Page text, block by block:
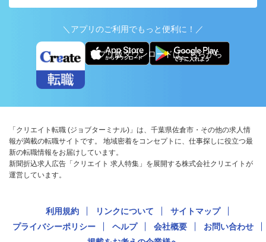
＼アプリのご利用でもっと便利に！／
アプリ版ダウンロードはこちらから
「クリエイト転職 (ジョブターミナル)」は、千葉県佐倉市・その他の求人情
報が満載の転職サイトです。 地域密着をコンセプトに、仕事探しに役立つ最
新の転職情報をお届けしています。
新聞折込求人広告「クリエイト 求人特集」を展開する株式会社クリエイトが
運営しています。
利用規約 リンクについて
サイトマップ
プライバシーポリシー
ヘルプ 会社概要
お問い合わせ